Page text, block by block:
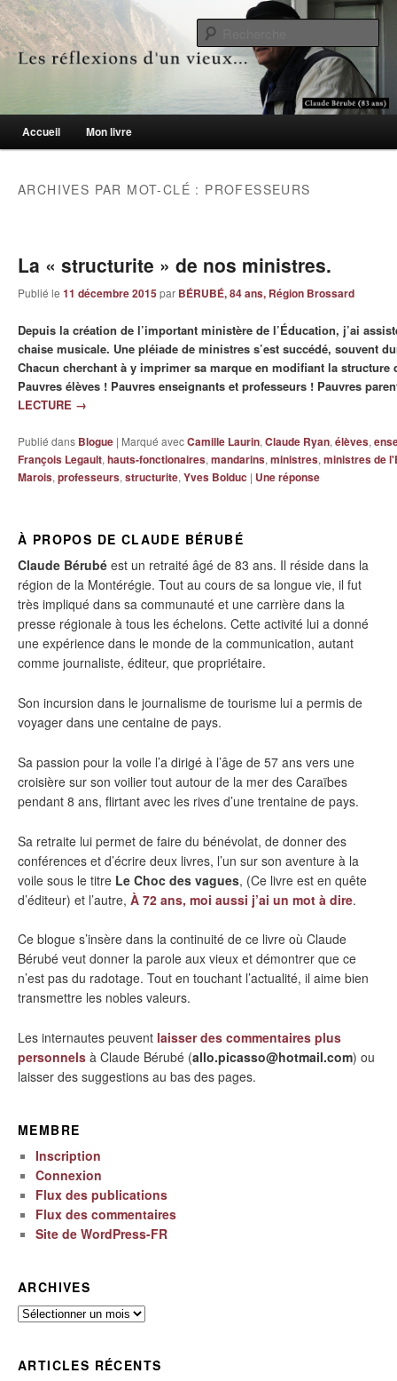
Les réflexions d'un vieux…
Le blogue des aînés de 65 ans et +
Menu principal
Aller au contenu principal
Aller au contenu secondaire
Accueil Mon livre
ARCHIVES PAR MOT-CLÉ : PROFESSEURS
La « structurite » de nos ministres.
Publié le 11 décembre 2015par BÉRUBÉ, 84 ans, Région Brossard
Depuis la création de l’important ministère de l’Éducation, j’ai
chaise musicale. Une pléiade de ministres s’est succédé, souvent
Chacun cherchant à y imprimer sa marque en modifiant la structure
Pauvres élèves ! Pauvres enseignants et professeurs ! Pauvres
LECTURE →
Publié dans Blogue | Marqué avecCamille Laurin, Claude Ryan, élèves,
François Legault, hauts-fonctionaires, mandarins, ministres, ministres de
Marois, professeurs, structurite, Yves Bolduc | Uneréponse
À PROPOS DE CLAUDE BÉRUBÉ
Claude Bérubé est un retraité âgé de 83 ans. Il réside dans la
région de la Montérégie. Tout au cours de sa longue vie, il fut
très impliqué dans sa communauté et une carrière dans la
presse régionale à tous les échelons. Cette activité lui a donné
une expérience dans le monde de la communication, autant
comme journaliste, éditeur, que propriétaire.
Son incursion dans le journalisme de tourisme lui a permis de
voyager dans une centaine de pays.
Sa passion pour la voile l’a dirigé à l’âge de 57 ans vers une
croisière sur son voilier tout autour de la mer des Caraïbes
pendant 8 ans, flirtant avec les rives d’une trentaine de pays.
Sa retraite lui permet de faire du bénévolat, de donner des
conférences et d’écrire deux livres, l’un sur son aventure à la
voile sous le titre Le Choc des vagues, (Ce livre est en quête
d’éditeur) et l’autre, À 72 ans, moi aussi j’ai un mot à dire.
Ce blogue s’insère dans la continuité de ce livre où Claude
Bérubé veut donner la parole aux vieux et démontrer que ce
n’est pas du radotage. Tout en touchant l’actualité, il aime bien
transmettre les nobles valeurs.
Les internautes peuvent laisser des commentaires plus
personnels à Claude Bérubé (allo.picasso@hotmail.com) ou
laisser des suggestions au bas des pages.
MEMBRE
Inscription
Connexion
Flux des publications
Flux des commentaires
Site de WordPress-FR
ARCHIVES
Archives
ARTICLES RÉCENTS